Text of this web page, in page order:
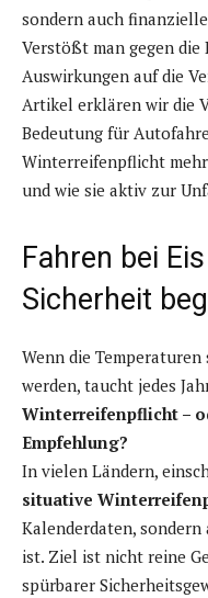
sondern auch
Verstößt man gegen die
Auswirkungen auf die
Artikel erklären wir die
Bedeutung für
Winterreifenpflicht
und wie sie aktiv zur
Fahren bei
Sicherheit
Wenn die
werden, taucht jedes
Winterreifenpflicht –
Empfehlung?
In vielen Ländern,
situative
Kalenderdaten,
ist. Ziel ist nicht reine
spürbarer